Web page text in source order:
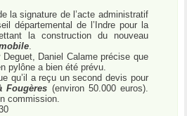
la signature de l’acte administratif
départemental de l’Indre pour la
la construction du nouveau
.
Daniel Calame précise que
pylône a bien été prévu.
qu’il a reçu un second devis pour
Fougères (environ 50.000 euros).
commission.